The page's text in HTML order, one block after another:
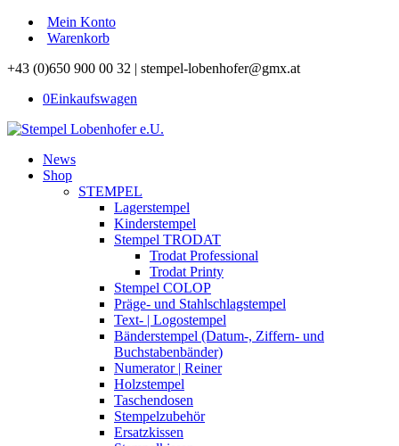
Mein Konto
Warenkorb
+43 (0)650 900 00 32 | stempel-lobenhofer@gmx.at
0Einkaufswagen
News
Shop
STEMPEL
Lagerstempel
Kinderstempel
Stempel TRODAT
Trodat Professional
Trodat Printy
Stempel COLOP
Präge- und Stahlschlagstempel
Text- | Logostempel
Bänderstempel (Datum-, Ziffern- und
Buchstabenbänder)
Numerator | Reiner
Holzstempel
Taschendosen
Stempelzubehör
Ersatzkissen